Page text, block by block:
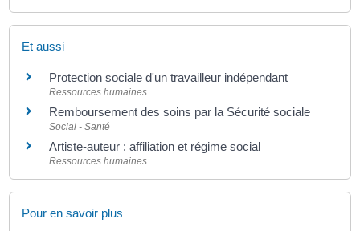
Et aussi
Protection sociale d'un travailleur indépendant
Ressources humaines
Remboursement des soins par la Sécurité sociale
Social - Santé
Artiste-auteur : affiliation et régime social
Ressources humaines
Pour en savoir plus